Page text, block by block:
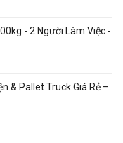
- 2 Người Làm Việc -
& Pallet Truck Giá Rẻ –